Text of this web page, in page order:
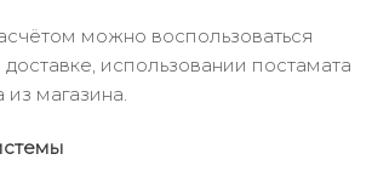
можно воспользоваться
использовании постамата
магазина.